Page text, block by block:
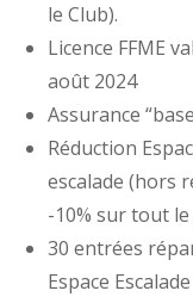
le Club).
Licence FFME
août 2024
Assurance
Réduction
escalade (hors
-10% sur tout
30 entrées
Espace